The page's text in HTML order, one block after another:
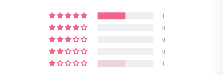
1
0
0
0
1